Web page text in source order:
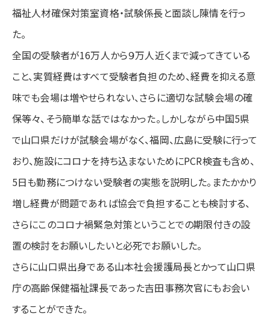
福祉人材確保対策室資格・試験係長と面談し陳情を行っ
た。
全国の受験者が16万人から９万人近くまで減ってきている
こと、実質経費はすべて受験者負担のため、経費を抑える意
味でも会場は増やせられない、さらに適切な試験会場の確
保等々、そう簡単な話ではなかった。しかしながら中国5県
で山口県だけが試験会場がなく、福岡、広島に受験に行って
おり、施設にコロナを持ち込まないためにPCR検査も含め、
5日も勤務につけない受験者の実態を説明した。またかかり
増し経費が問題であれば協会で負担することも検討する、
さらにこのコロナ禍緊急対策ということでの期限付きの設
置の検討をお願いしたいと必死でお願いした。
さらに山口県出身である山本社会援護局長とかって山口県
庁の高齢保健福祉課長であった吉田事務次官にもお会い
することができた。